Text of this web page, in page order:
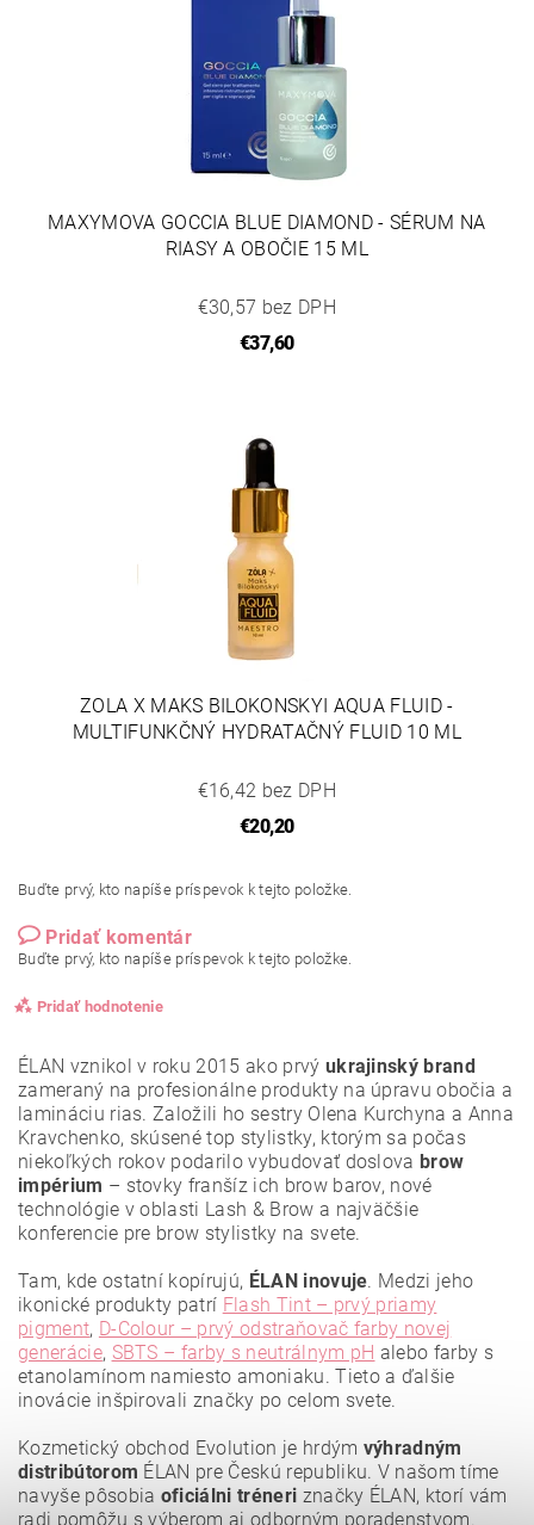
MAXYMOVA GOCCIA BLUE DIAMOND - SÉRUM NA
RIASY A OBOČIE 15 ML
€30,57 bez DPH
€37,60
ZOLA X MAKS BILOKONSKYI AQUA FLUID -
MULTIFUNKČNÝ HYDRATAČNÝ FLUID 10 ML
€16,42 bez DPH
€20,20
Buďte prvý, kto napíše príspevok k tejto položke.
Pridať komentár
Buďte prvý, kto napíše príspevok k tejto položke.
Pridať hodnotenie
Vložením hodnotenie súhlasíte spodmienkami ochrany
osobných údajov.
ÉLAN vznikol v roku 2015 ako prvý ukrajinský brand
zameraný na profesionálne produkty na úpravu obočia a
lamináciu rias. Založili ho sestry Olena Kurchyna a Anna
Kravchenko, skúsené top stylistky, ktorým sa počas
niekoľkých rokov podarilo vybudovať doslova brow
impérium – stovky franšíz ich brow barov, nové
technológie v oblasti Lash & Brow a najväčšie
konferencie pre brow stylistky na svete.
Tam, kde ostatní kopírujú, ÉLAN inovuje. Medzi jeho
ikonické produkty patrí Flash Tint – prvý priamy
pigment, D-Colour – prvý odstraňovač farby novej
generácie, SBTS – farby s neutrálnym pH alebo farby s
etanolamínom namiesto amoniaku. Tieto a ďalšie
inovácie inšpirovali značky po celom svete.
Kozmetický obchod Evolution je hrdým výhradným
distribútorom ÉLAN pre Českú republiku. V našom tíme
navyše pôsobia oficiálni tréneri značky ÉLAN, ktorí vám
radi pomôžu s výberom aj odborným poradenstvom.